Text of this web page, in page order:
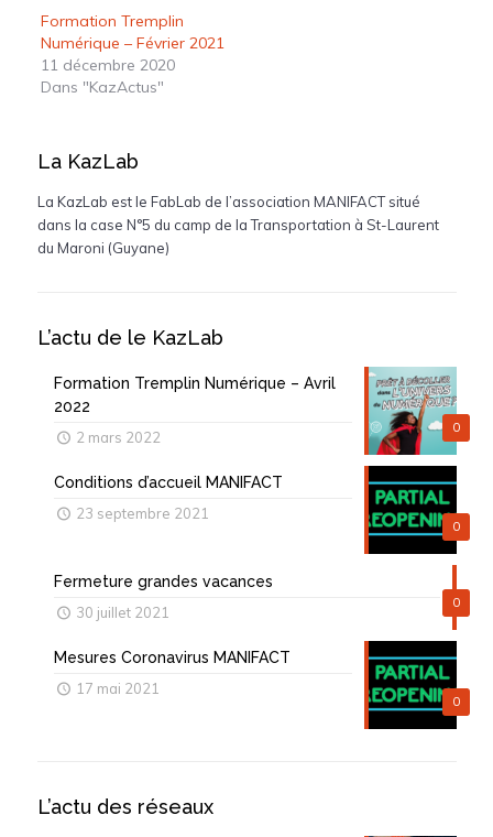
Formation Tremplin
Numérique – Février 2021
11 décembre 2020
Dans "KazActus"
La KazLab
La KazLab est le FabLab de l’association MANIFACT situé
dans la case N°5 du camp de la Transportation à St-Laurent
du Maroni (Guyane)
L’actu de le KazLab
0
Formation Tremplin Numérique – Avril
2022
2 mars 2022
0
Conditions d’accueil MANIFACT
23 septembre 2021
0
Fermeture grandes vacances
30 juillet 2021
0
Mesures Coronavirus MANIFACT
17 mai 2021
L’actu des réseaux